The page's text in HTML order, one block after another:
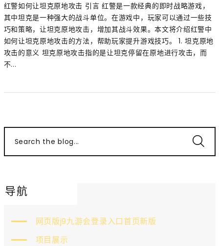
红警如何让坦克原地攻击 引言 红警是一款经典的即时战略游戏，
其中坦克是一种强大的战斗单位。在游戏中，玩家可以通过一些技
巧和策略，让坦克原地攻击，增加其战斗效果。本文将介绍红警中
如何让坦克原地攻击的方法，帮助玩家提升游戏技巧。 1. 坦克原地
攻击的意义 坦克原地攻击指的是让坦克停留在原地进行攻击，而
不...
Search the blog...
导航
网页版j9九游会登录入口首页新版
项目展示